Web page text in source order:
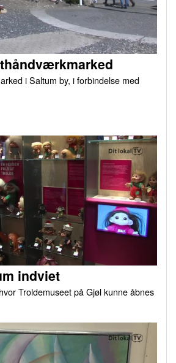
i Saltum by, i forbindelse med
indviet
Troldemuseet på Gjøl kunne åbnes